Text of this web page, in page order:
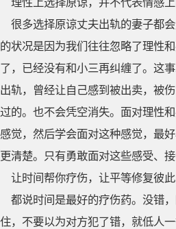
很多选择原谅丈夫出轨的妻子都
的状况是因为我们往往忽略了理性
了，已经没有和小三再纠缠了。这
出轨，曾经让自己感到被出卖，被
过的。也不会凭空消失。面对理性
感觉，然后学会面对这种感觉，最
更清楚。只有勇敢面对这些感受、
让时间帮你疗伤，让平等修复彼此
都说时间是最好的疗伤药。没错
住，不要以为对方犯了错，就低人